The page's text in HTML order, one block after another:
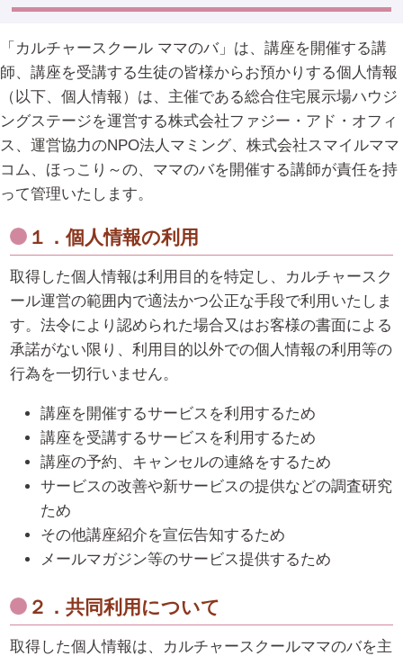
「カルチャースクール ママのバ」は、講座を開催する講
師、講座を受講する生徒の皆様からお預かりする個人情報
（以下、個人情報）は、主催である総合住宅展示場ハウジ
ングステージを運営する株式会社ファジー・アド・オフィ
ス、運営協力のNPO法人マミング、株式会社スマイルママ
コム、ほっこり～の、ママのバを開催する講師が責任を持
って管理いたします。
１．個人情報の利用
取得した個人情報は利用目的を特定し、カルチャースク
ール運営の範囲内で適法かつ公正な手段で利用いたしま
す。法令により認められた場合又はお客様の書面による
承諾がない限り、利用目的以外での個人情報の利用等の
行為を一切行いません。
講座を開催するサービスを利用するため
講座を受講するサービスを利用するため
講座の予約、キャンセルの連絡をするため
サービスの改善や新サービスの提供などの調査研究
ため
その他講座紹介を宣伝告知するため
メールマガジン等のサービス提供するため
２．共同利用について
取得した個人情報は、カルチャースクールママのバを主